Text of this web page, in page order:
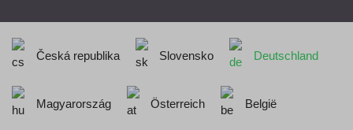
Česká republika Slovensko Deutschland
Magyarország Österreich België